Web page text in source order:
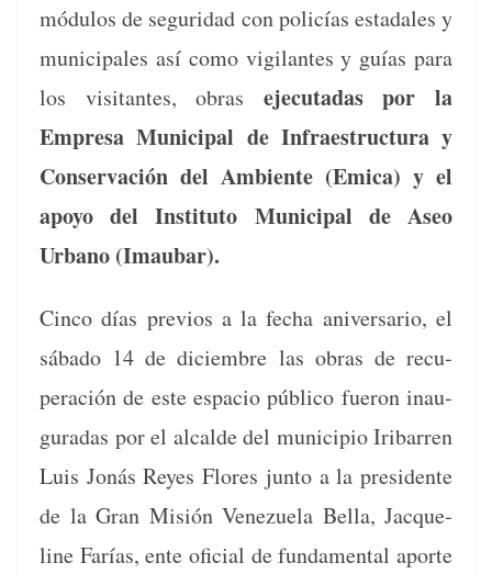
módu­los de seguri­dad con policías estadales y
munic­i­pales así como vig­i­lantes y guías para
los vis­i­tantes, obras eje­cu­tadas por la
Empre­sa Munic­i­pal de Infraestruc­tura y
Con­ser­vación del Ambi­ente (Emi­ca) y el
apoyo del Insti­tu­to Munic­i­pal de Aseo
Urbano (Imaubar).
Cin­co días pre­vios a la fecha aniver­sario, el
sába­do 14 de diciem­bre las obras de recu­
peración de este espa­cio públi­co fueron inau­
gu­radas por el alcalde del munici­pio Irib­ar­ren
Luis Jonás Reyes Flo­res jun­to a la pres­i­dente
de la Gran Mis­ión Venezuela Bel­la, Jacque­
line Farías, ente ofi­cial de fun­da­men­tal aporte